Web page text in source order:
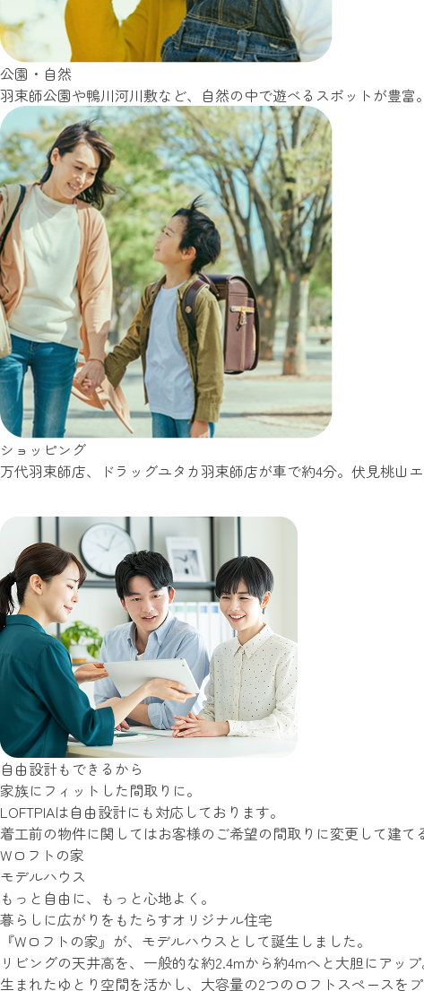
公園・自然
羽束師公園や鴨川河川敷など、自然の中で遊べるスポットが豊富
ショッピング
万代羽束師店、ドラッグユタカ羽束師店が車で約4分。伏見桃山
自由設計もできるから
家族にフィットした間取りに。
LOFTPIAは自由設計にも対応しております。
着工前の物件に関してはお客様のご希望の間取りに変更して建
Wロフトの家
モデルハウス
もっと自由に、もっと心地よく。
暮らしに広がりをもたらすオリジナル住宅
『Wロフトの家』が、モデルハウスとして誕生しました。
リビングの天井高を、一般的な約2.4mから約4mへと大胆にアップ
生まれたゆとり空間を活かし、大容量の2つのロフトスペースをプ